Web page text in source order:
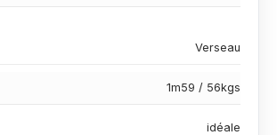
Verseau
1m59 / 56kgs
idéale